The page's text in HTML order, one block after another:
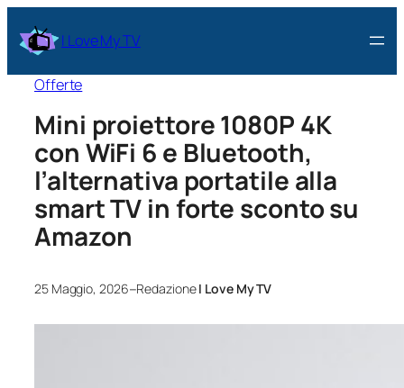
I Love My TV
Offerte
Mini proiettore 1080P 4K
con WiFi 6 e Bluetooth,
l’alternativa portatile alla
smart TV in forte sconto su
Amazon
25 Maggio, 2026–RedazioneI Love My TV